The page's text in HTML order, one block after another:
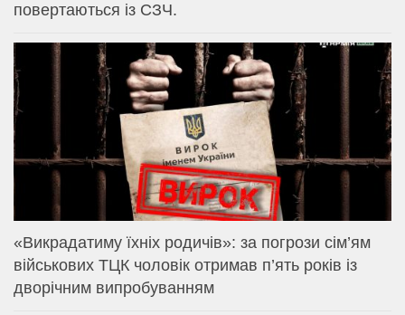
повертаються із СЗЧ.
«Викрадатиму їхніх родичів»: за погрози сім’ям
військових ТЦК чоловік отримав п’ять років із
дворічним випробуванням